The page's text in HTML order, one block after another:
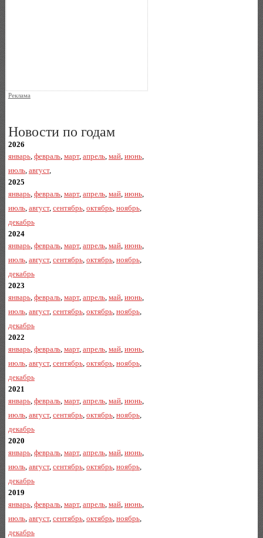
Реклама
Новости по годам
2026
январь, февраль, март, апрель, май, июнь,
июль, август,
2025
январь, февраль, март, апрель, май, июнь,
июль, август, сентябрь, октябрь, ноябрь,
декабрь
2024
январь, февраль, март, апрель, май, июнь,
июль, август, сентябрь, октябрь, ноябрь,
декабрь
2023
январь, февраль, март, апрель, май, июнь,
июль, август, сентябрь, октябрь, ноябрь,
декабрь
2022
январь, февраль, март, апрель, май, июнь,
июль, август, сентябрь, октябрь, ноябрь,
декабрь
2021
январь, февраль, март, апрель, май, июнь,
июль, август, сентябрь, октябрь, ноябрь,
декабрь
2020
январь, февраль, март, апрель, май, июнь,
июль, август, сентябрь, октябрь, ноябрь,
декабрь
2019
январь, февраль, март, апрель, май, июнь,
июль, август, сентябрь, октябрь, ноябрь,
декабрь